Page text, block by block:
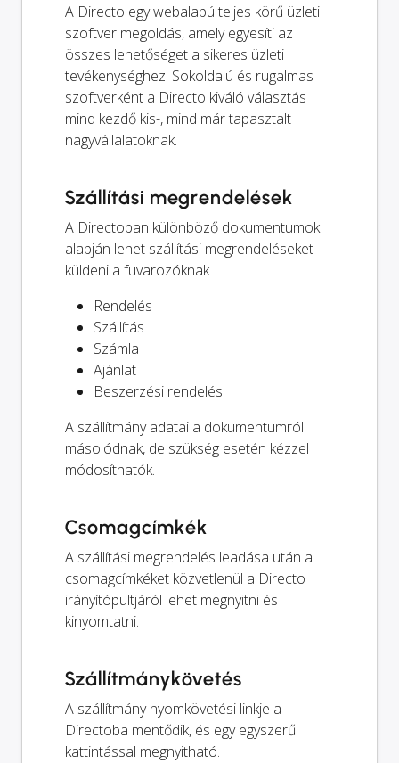
A Directo egy webalapú teljes körű üzleti
szoftver megoldás, amely egyesíti az
összes lehetőséget a sikeres üzleti
tevékenységhez. Sokoldalú és rugalmas
szoftverként a Directo kiváló választás
mind kezdő kis-, mind már tapasztalt
nagyvállalatoknak.
Szállítási megrendelések
A Directoban különböző dokumentumok
alapján lehet szállítási megrendeléseket
küldeni a fuvarozóknak
Rendelés
Szállítás
Számla
Ajánlat
Beszerzési rendelés
A szállítmány adatai a dokumentumról
másolódnak, de szükség esetén kézzel
módosíthatók.
Csomagcímkék
A szállítási megrendelés leadása után a
csomagcímkéket közvetlenül a Directo
irányítópultjáról lehet megnyitni és
kinyomtatni.
Szállítmánykövetés
A szállítmány nyomkövetési linkje a
Directoba mentődik, és egy egyszerű
kattintással megnyitható.